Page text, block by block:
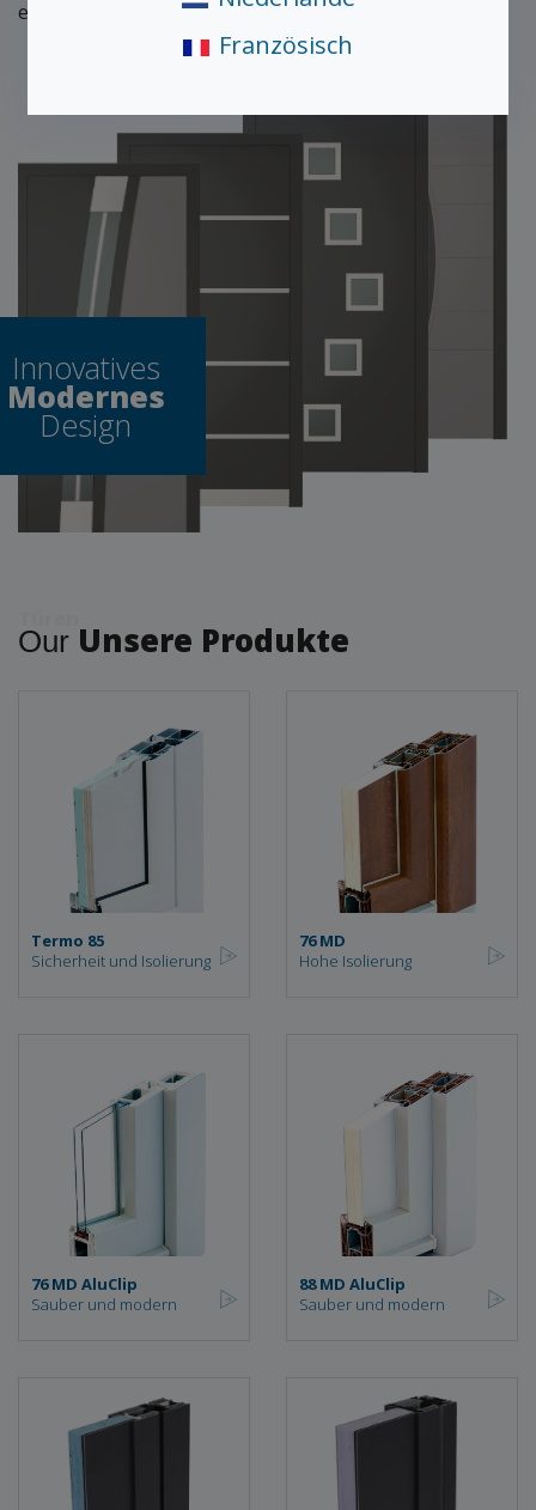
erkennen und zu erfüllen.
Innovatives
Modernes
Design
Our Unsere Produkte
Termo 85
Sicherheit und Isolierung
76 MD
Hohe Isolierung
76 MD AluClip
Sauber und modern
88 MD AluClip
Sauber und modern
Französisch